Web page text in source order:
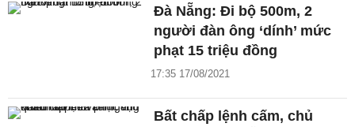
Đà Nẵng: Đi bộ 500m, 2
người đàn ông ‘dính’ mức
phạt 15 triệu đồng
17:35 17/08/2021
Bất chấp lệnh cấm, chủ